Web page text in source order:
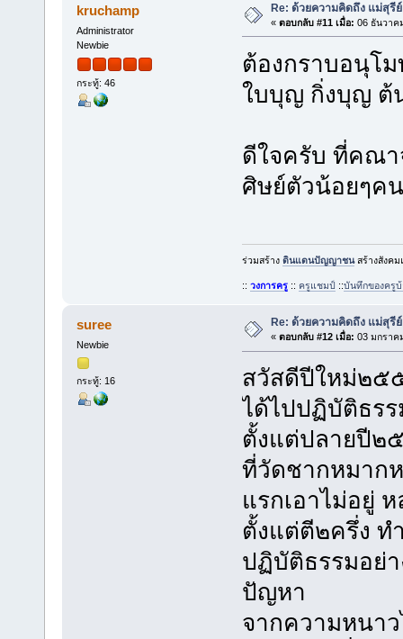
kruchamp
Administrator
Newbie
กระทู้: 46
Re: ด้วยความคิดถึง แม่สุรี
« ตอบกลับ #11 เมื่อ: 06 ธันวาค
ต้องกราบอนุโ
ใบบุญ กิ่งบุญ ต้
ดีใจครับ ที่คณา
ศิษย์ตัวน้อยๆค
ร่วมสร้าง ดินแดนปัญญาชนสร้างสังคม
:: วงการครู:: ครูแชมป์ ::บันทึกของครู
suree
Newbie
กระทู้: 16
Re: ด้วยความคิดถึง แม่สุรี
« ตอบกลับ #12 เมื่อ: 03 มกราค
สวัสดีปีใหม่๒๕
ได้ไปปฏิบัติธร
ตั้งแต่ปลายปี
ที่วัดชากหมาก
แรกเอาไม่อยู่
ตั้งแต่ตี๒ครึ่ง
ปฏิบัติธรรมอย่
ปัญหา
จากความหนา